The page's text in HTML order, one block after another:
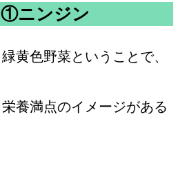
①ニンジン
黄色野菜ということで、
養満点のイメージがある